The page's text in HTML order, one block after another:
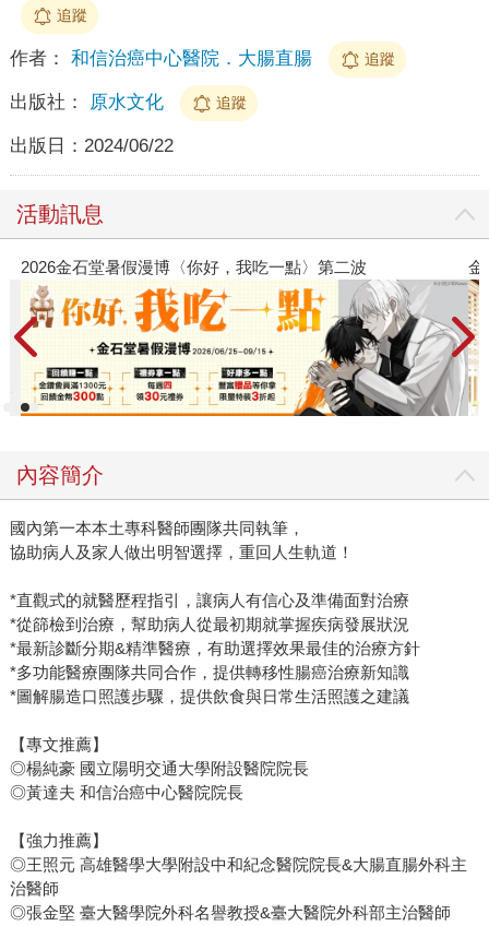
追蹤
作者： 和信治癌中心醫院．大腸直腸 追蹤
出版社： 原水文化 追蹤
出版日： 2024/06/22
活動訊息
金石堂2026海外優惠：電子書
內容簡介
國內第一本本土專科醫師團隊共同執筆，
協助病人及家人做出明智選擇，重回人生軌道！
*直觀式的就醫歷程指引，讓病人有信心及準備面對治療
*從篩檢到治療，幫助病人從最初期就掌握疾病發展狀況
*最新診斷分期&精準醫療，有助選擇效果最佳的治療方針
*多功能醫療團隊共同合作，提供轉移性腸癌治療新知識
*圖解腸造口照護步驟，提供飲食與日常生活照護之建議
【專文推薦】
◎楊純豪 國立陽明交通大學附設醫院院長
◎黃達夫 和信治癌中心醫院院長
【強力推薦】
◎王照元 高雄醫學大學附設中和紀念醫院院長&大腸直腸外科主
治醫師
◎張金堅 臺大醫學院外科名譽教授&臺大醫院外科部主治醫師